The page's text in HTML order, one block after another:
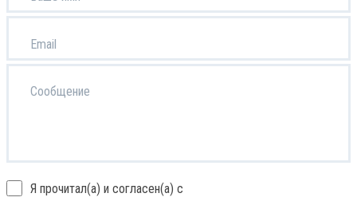
Я прочитал(а) и согласен(а) с